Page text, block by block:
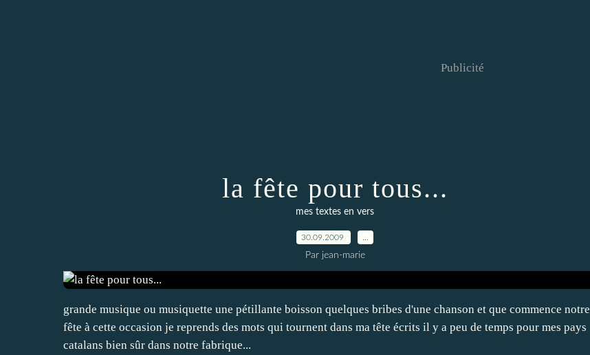
Publicité
la fête pour tous...
mes textes en vers
30.09.2009
Par jean-marie
grande musique ou musiquette une pétillante boisson quelques bribes d'une chanson et que commence notre
fête à cette occasion je reprends des mots qui tournent dans ma tête écrits il y a peu de temps pour mes pays
catalans bien sûr dans notre fabrique...